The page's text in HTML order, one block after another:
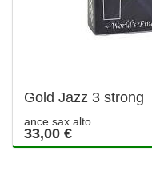
Gold Jazz 3 strong
ance sax alto
33,00 €